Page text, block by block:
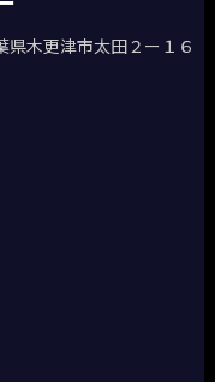
県木更津市太田２ー１６